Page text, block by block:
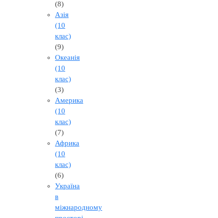
(8)
Азія
(10
клас)
(9)
Океанія
(10
клас)
(3)
Америка
(10
клас)
(7)
Африка
(10
клас)
(6)
Україна
в
міжнародному